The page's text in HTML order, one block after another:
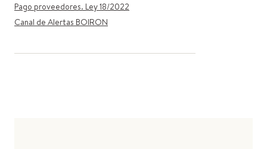
Pago proveedores. Ley 18/2022
Canal de Alertas BOIRON